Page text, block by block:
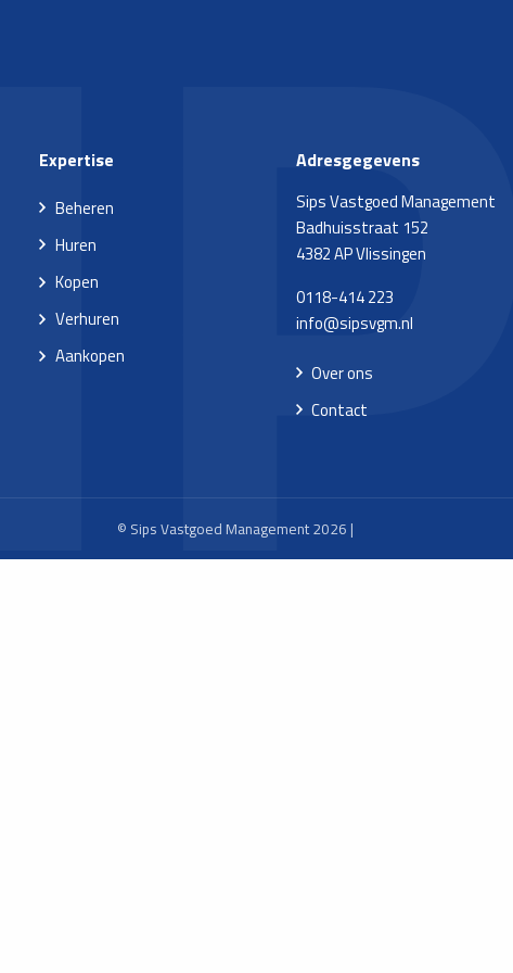
Expertise
Beheren
Huren
Kopen
Verhuren
Aankopen
Adresgegevens
Sips Vastgoed Management
Badhuisstraat 152
4382 AP Vlissingen
0118-414 223
info@sipsvgm.nl
Over ons
Contact
© Sips Vastgoed Management 2026 |